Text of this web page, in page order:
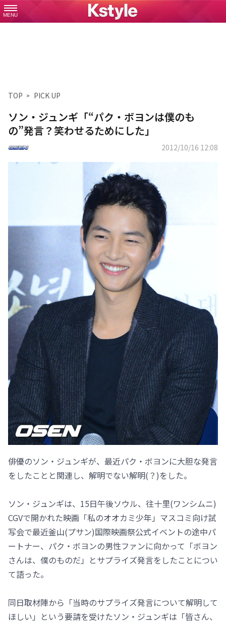
MENU
TOP PICK UP
ソン・ジュンギ「“パク・ボヨンは僕のも
の”発言？笑わせるためにした」
2012/10/16 12:08
俳優のソン・ジュンギが、最近パク・ボヨンに大胆な発言
をしたことと関連し、解明でない解明(？)をした。
ソン・ジュンギは、15日午後ソウル、往十里(ワンシムニ)
CGVで開かれた映画「私のオオカミ少年」マスコミ向け試
写会で最近釜山(プサン)国際映画祭公式イベントの途中パ
ートナー、パク・ボヨンの男性ファンに向かって「ボヨン
さんは、僕のものだ」とサプライズ発言をしたことについ
て語った。
同日取材陣から「当時のサプライズ発言について解明して
ほしい」という要請を受けたソン・ジュンギは「皆さん、